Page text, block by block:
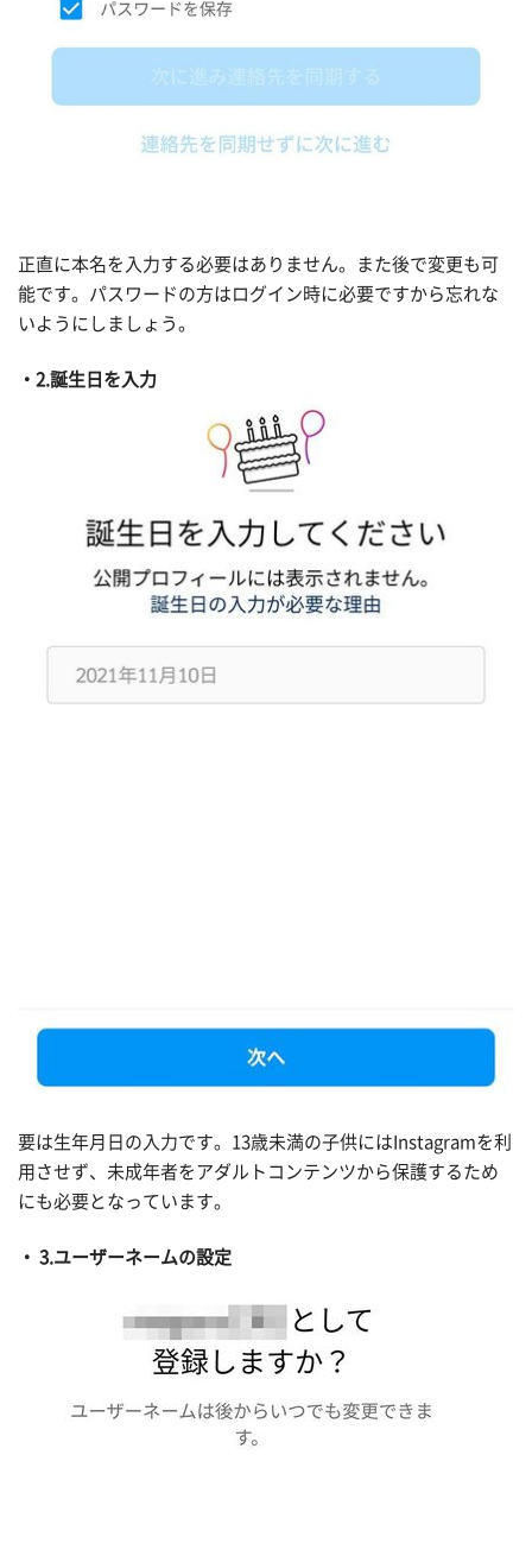
正直に本名を入力する必要はありません。また後で変更も可
能です。パスワードの方はログイン時に必要ですから忘れな
いようにしましょう。
2.誕生日を入力
要は生年月日の入力です。13歳未満の子供にはInstagramを利
用させず、未成年者をアダルトコンテンツから保護するため
にも必要となっています。
3.ユーザーネームの設定